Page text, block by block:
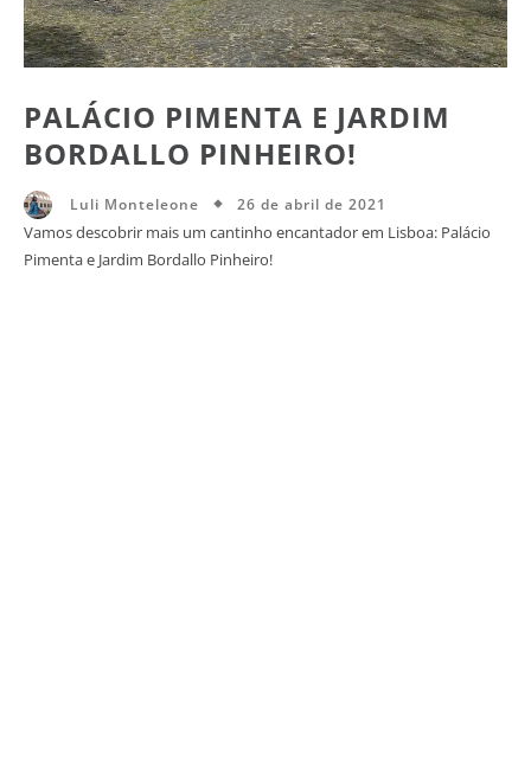
PALÁCIO PIMENTA E JARDIM
BORDALLO PINHEIRO!
Luli Monteleone 26 de abril de 2021
Vamos descobrir mais um cantinho encantador em Lisboa: Palácio
Pimenta e Jardim Bordallo Pinheiro!